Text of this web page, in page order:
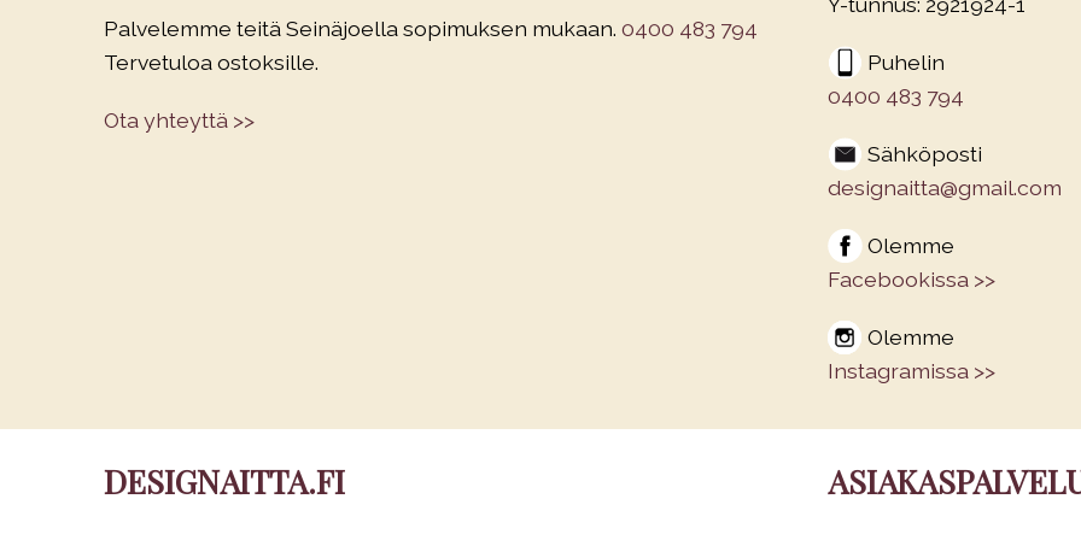
Palvelemme teitä Seinäjoella sopimuksen mukaan. 0400 483 794
Tervetuloa ostoksille.
Ota yhteyttä >>
Puhelin
0400 483 794
Sähköposti
designaitta@gmail.com
Olemme
Facebookissa >>
Olemme
Instagramissa >>
DESIGNAITTA.FI